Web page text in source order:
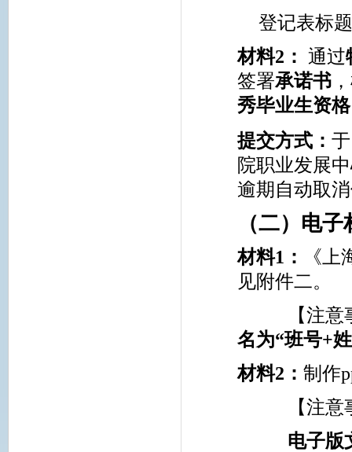
登记表标
材料2 ： 通过
签署承诺书
秀毕业生资格
提交方式：于
院职业发展
逾期自动取
（二）电子
材料1 ：
《
见附件二。
【注
名为“班号+
材料2 ：制作
【注
电子版